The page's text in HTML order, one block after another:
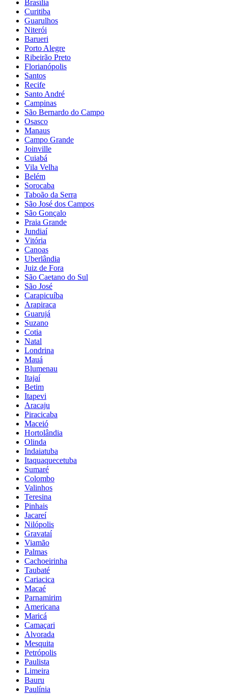
Brasília
Curitiba
Guarulhos
Niterói
Barueri
Porto Alegre
Ribeirão Preto
Florianópolis
Santos
Recife
Santo André
Campinas
São Bernardo do Campo
Osasco
Manaus
Campo Grande
Joinville
Cuiabá
Vila Velha
Belém
Sorocaba
Taboão da Serra
São José dos Campos
São Gonçalo
Praia Grande
Jundiaí
Vitória
Canoas
Uberlândia
Juiz de Fora
São Caetano do Sul
São José
Carapicuíba
Arapiraca
Guarujá
Suzano
Cotia
Natal
Londrina
Mauá
Blumenau
Itajaí
Betim
Itapevi
Aracaju
Piracicaba
Maceió
Hortolândia
Olinda
Indaiatuba
Itaquaquecetuba
Sumaré
Colombo
Valinhos
Teresina
Pinhais
Jacareí
Nilópolis
Gravataí
Viamão
Palmas
Cachoeirinha
Taubaté
Cariacica
Macaé
Parnamirim
Americana
Maricá
Camaçari
Alvorada
Mesquita
Petrópolis
Paulista
Limeira
Bauru
Paulínia